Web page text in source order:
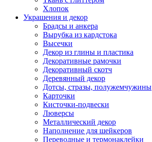
Хлопок
Украшения и декор
Брадсы и анкера
Вырубка из кардстока
Высечки
Декор из глины и пластика
Декоративные рамочки
Декоративный скотч
Деревянный декор
Дотсы, стразы, полужемчужины
Карточки
Кисточки-подвески
Люверсы
Металлический декор
Наполнение для шейкеров
Переводные и термонаклейки